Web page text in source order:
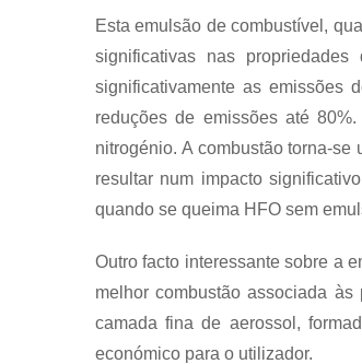
Esta emulsão de combustível,
significativas nas
significativamente as emissões
reduções de emissões até
nitrogénio. A combustão torna-
resultar num impacto
quando se queima HFO sem
Outro facto interessante sobre a
melhor combustão associada
camada fina de aerossol,
económico para o utilizador.